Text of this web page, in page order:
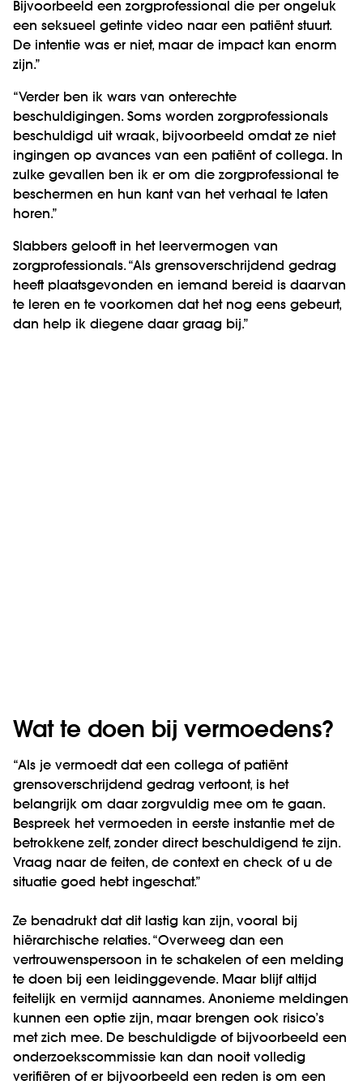
Bijvoorbeeld een zorgprofessional die per ongeluk
een seksueel getinte video naar een patiënt stuurt.
De intentie was er niet, maar de impact kan enorm
zijn.”
“Verder ben ik wars van onterechte
beschuldigingen. Soms worden zorgprofessionals
beschuldigd uit wraak, bijvoorbeeld omdat ze niet
ingingen op avances van een patiënt of collega. In
zulke gevallen ben ik er om die zorgprofessional te
beschermen en hun kant van het verhaal te laten
horen.”
Slabbers gelooft in het leervermogen van
zorgprofessionals. “Als grensoverschrijdend gedrag
heeft plaatsgevonden en iemand bereid is daarvan
te leren en te voorkomen dat het nog eens gebeurt,
dan help ik diegene daar graag bij.”
Wat te doen bij vermoedens?
“Als je vermoedt dat een collega of patiënt
grensoverschrijdend gedrag vertoont, is het
belangrijk om daar zorgvuldig mee om te gaan.
Bespreek het vermoeden in eerste instantie met de
betrokkene zelf, zonder direct beschuldigend te zijn.
Vraag naar de feiten, de context en check of u de
situatie goed hebt ingeschat.”
Ze benadrukt dat dit lastig kan zijn, vooral bij
hiërarchische relaties. “Overweeg dan een
vertrouwenspersoon in te schakelen of een melding
te doen bij een leidinggevende. Maar blijf altijd
feitelijk en vermijd aannames. Anonieme meldingen
kunnen een optie zijn, maar brengen ook risico’s
met zich mee. De beschuldigde of bijvoorbeeld een
onderzoekscommissie kan dan nooit volledig
verifiëren of er bijvoorbeeld een reden is om een